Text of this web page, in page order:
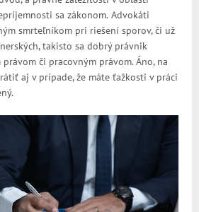
sa zákonom. Advokáti
smrteľníkom pri riešení sporov, či už
takisto sa dobrý právnik
či pracovným právom. Áno, na
aj v prípade, že máte ťažkosti v práci